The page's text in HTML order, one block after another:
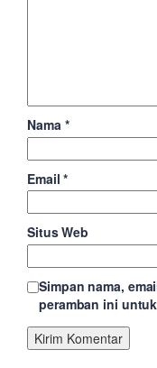
Nama *
Email*
Situs Web
Simpan nama,
peramban ini